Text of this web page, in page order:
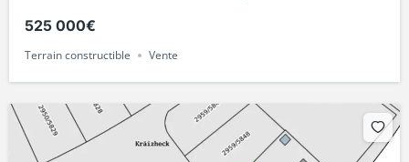
525 000€
Terrain constructible Vente